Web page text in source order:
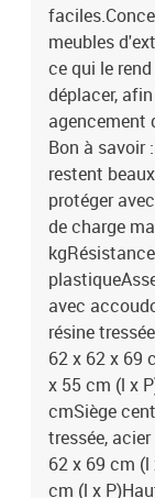
meubles
ce qui le
déplacer,
agencement
Bon à savoir
restent
protéger
de charge
avec
résine
62 x 62 x 69
x 55 cm (l x
cmSiège
tressée,
62 x 69 cm (l
cm (l x